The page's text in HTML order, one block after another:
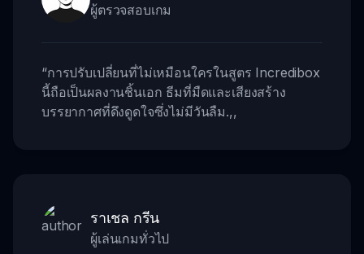
ผู้ตรวจสอบเกม
“การปรับเปลี่ยนที่ไม่เหมือนใครในสูตร Incredibox
นี้ถือเป็นผลงานชิ้นเอก ธีมที่มืดและเสียงสร้าง
บรรยากาศที่ดึงดูดใจซึ่งไม่มีวันลืม.,,
ราเชล กรีน
ผู้เล่นเกมทั่วไป